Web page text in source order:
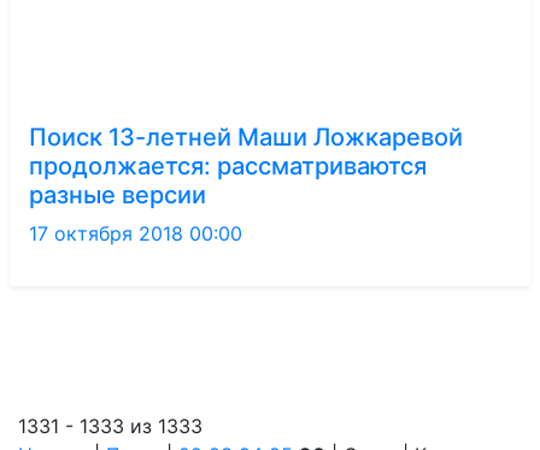
Поиск 13-летней Маши Ложкаревой
продолжается: рассматриваются
разные версии
17 октября 2018 00:00
1331 - 1333 из 1333